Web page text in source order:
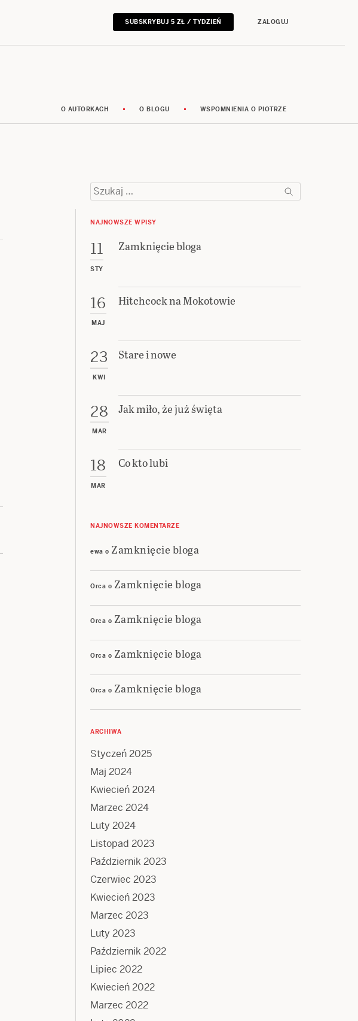
SUBSKRYBUJ 5 ZŁ / TYDZIEŃ ZALOGUJ
O AUTORKACH O BLOGU WSPOMNIENIA O PIOTRZE
Szukaj:
NAJNOWSZE WPISY
11
STY
Zamknięcie bloga
16
MAJ
Hitchcock na Mokotowie
23
KWI
Stare i nowe
28
MAR
Jak miło, że już święta
18
MAR
Co kto lubi
NAJNOWSZE KOMENTARZE
ewa o Zamknięcie bloga
Orca o Zamknięcie bloga
Orca o Zamknięcie bloga
Orca o Zamknięcie bloga
Orca o Zamknięcie bloga
ARCHIWA
Styczeń 2025
Maj 2024
Kwiecień 2024
Marzec 2024
Luty 2024
Listopad 2023
Październik 2023
Czerwiec 2023
Kwiecień 2023
Marzec 2023
Luty 2023
Październik 2022
Lipiec 2022
Kwiecień 2022
Marzec 2022